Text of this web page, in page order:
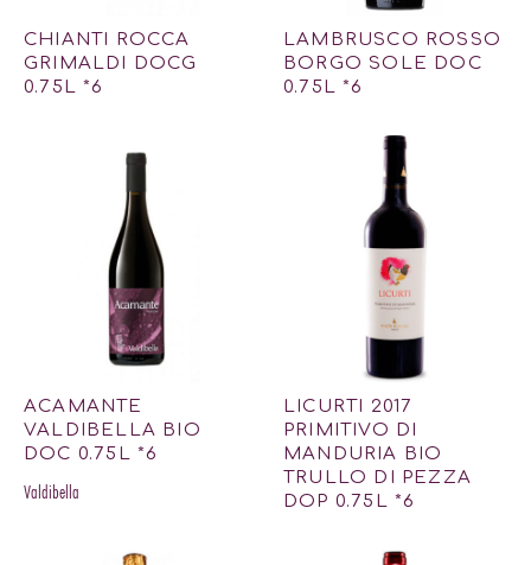
CHIANTI ROCCA
GRIMALDI DOCG
0.75L *6
LAMBRUSCO ROSSO
BORGO SOLE DOC
0.75L *6
ACAMANTE
VALDIBELLA BIO
DOC 0.75L *6
Valdibella
LICURTI 2017
PRIMITIVO DI
MANDURIA BIO
TRULLO DI PEZZA
DOP 0.75L *6